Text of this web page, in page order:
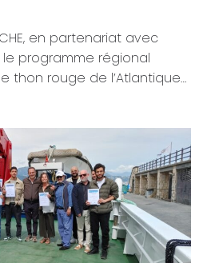
en partenariat avec
programme régional
thon rouge de l’Atlantique…